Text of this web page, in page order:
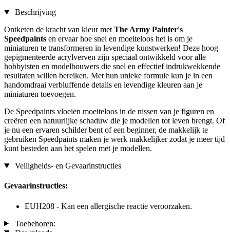
Beschrijving
Ontketen de kracht van kleur met The Army Painter's
Speedpaints en ervaar hoe snel en moeiteloos het is om je
miniaturen te transformeren in levendige kunstwerken! Deze hoog
gepigmenteerde acrylverven zijn speciaal ontwikkeld voor alle
hobbyisten en modelbouwers die snel en effectief indrukwekkende
resultaten willen bereiken. Met hun unieke formule kun je in een
handomdraai verbluffende details en levendige kleuren aan je
miniaturen toevoegen.
De Speedpaints vloeien moeiteloos in de nissen van je figuren en
creëren een natuurlijke schaduw die je modellen tot leven brengt. Of
je nu een ervaren schilder bent of een beginner, de makkelijk te
gebruiken Speedpaints maken je werk makkelijker zodat je meer tijd
kunt besteden aan het spelen met je modellen.
Veiligheids- en Gevaarinstructies
Gevaarinstructies:
EUH208 - Kan een allergische reactie veroorzaken.
Toebehoren: